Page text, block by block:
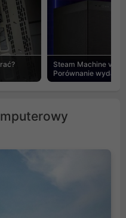
Steam Machine vs
Porównanie